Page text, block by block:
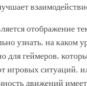
отображение
узнать, на каком
геймеров,
игровых ситуаций,
движений